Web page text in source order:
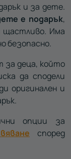
и за дете.
е подарък,
щастливо. Има
безопасно.
за деца, който
да сподели
оригинален и
опции за
според